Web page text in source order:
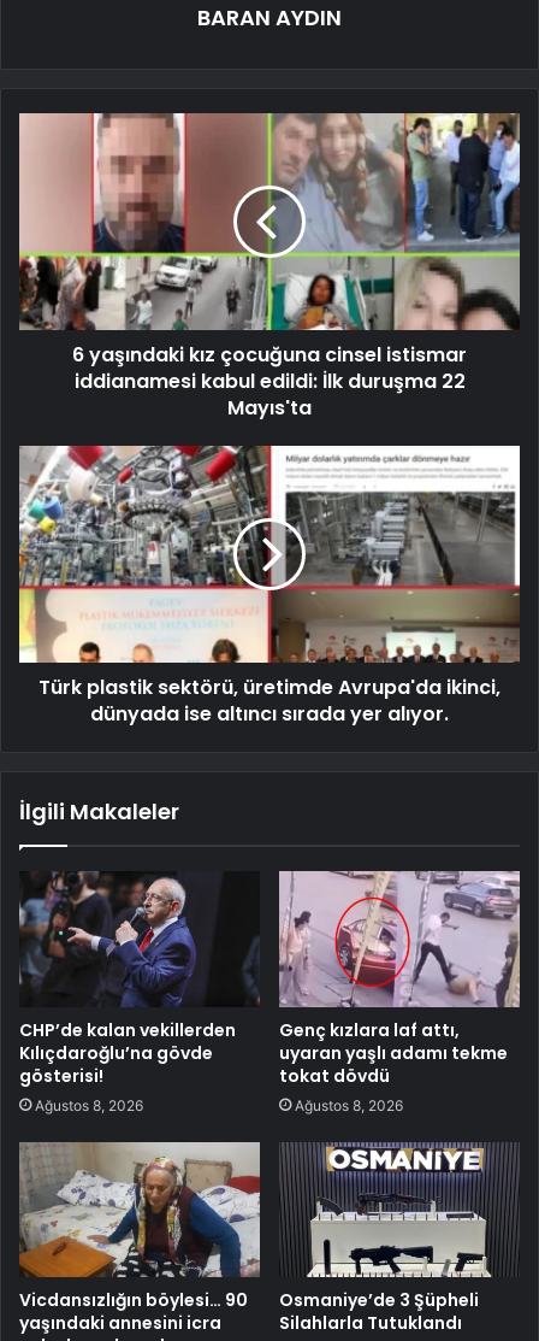
BARAN AYDIN
6 yaşındaki kız çocuğuna cinsel istismar
iddianamesi kabul edildi: İlk duruşma 22
Mayıs'ta
Türk plastik sektörü, üretimde Avrupa'da ikinci,
dünyada ise altıncı sırada yer alıyor.
İlgili Makaleler
CHP’de kalan vekillerden
Kılıçdaroğlu’na gövde
gösterisi!
Ağustos 8, 2026
Genç kızlara laf attı,
uyaran yaşlı adamı tekme
tokat dövdü
Ağustos 8, 2026
Vicdansızlığın böylesi… 90
yaşındaki annesini icra
Osmaniye’de 3 Şüpheli
Silahlarla Tutuklandı